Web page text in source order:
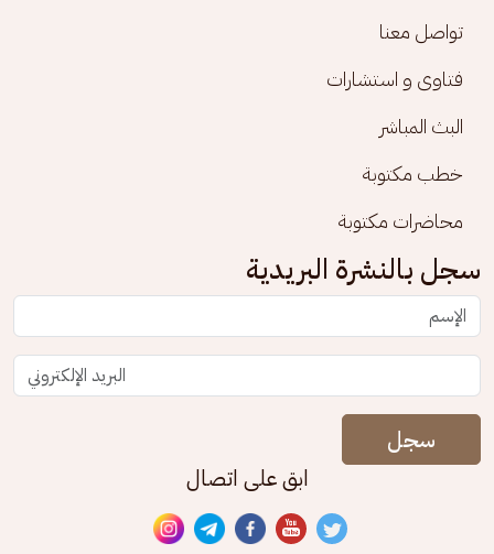
تواصل معنا
فتاوى و استشارات
البث المباشر
خطب مكتوبة
محاضرات مكتوبة
سجل بالنشرة البريدية
سجل
ابق على اتصال